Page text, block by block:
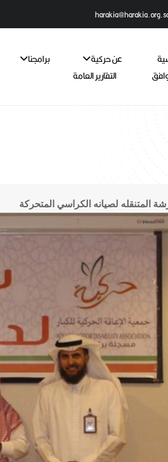
عن حركية برامجنا
التقارير العامة
المتنقله لصيانه الكراسي المتحركة